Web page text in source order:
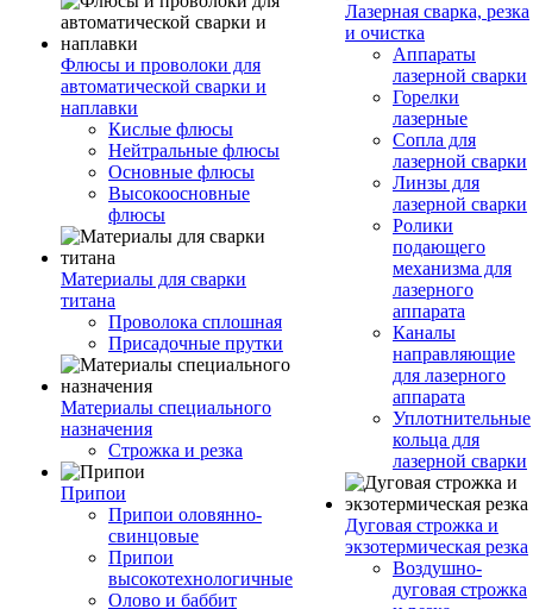
Флюсы и проволоки для
автоматической сварки и
наплавки
Кислые флюсы
Нейтральные флюсы
Основные флюсы
Высокоосновные
флюсы
Материалы для сварки
титана
Проволока сплошная
Присадочные прутки
Материалы специального
назначения
Строжка и резка
Припои
Припои оловянно-
свинцовые
Припои
высокотехнологичные
Олово и баббит
Лазерная сварка, резка
и очистка
Аппараты
лазерной сварки
Горелки
лазерные
Сопла для
лазерной сварки
Линзы для
лазерной сварки
Ролики
подающего
механизма для
лазерного
аппарата
Каналы
направляющие
для лазерного
аппарата
Уплотнительные
кольца для
лазерной сварки
Дуговая строжка и
экзотермическая резка
Воздушно-
дуговая строжка